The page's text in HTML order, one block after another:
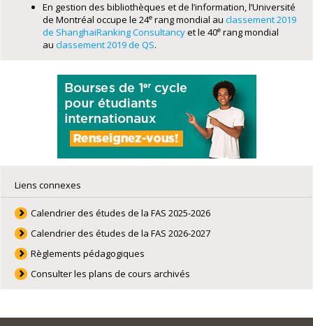
En gestion des bibliothèques et de l’information, l’Université
de Montréal occupe le 24e rang mondial au classement 2019
de ShanghaiRanking Consultancyet le 40e rang mondial
au classement 2019 de QS.
Liens connexes
Calendrier des études de la FAS 2025-2026
Calendrier des études de la FAS 2026-2027
Règlements pédagogiques
Consulter les plans de cours archivés